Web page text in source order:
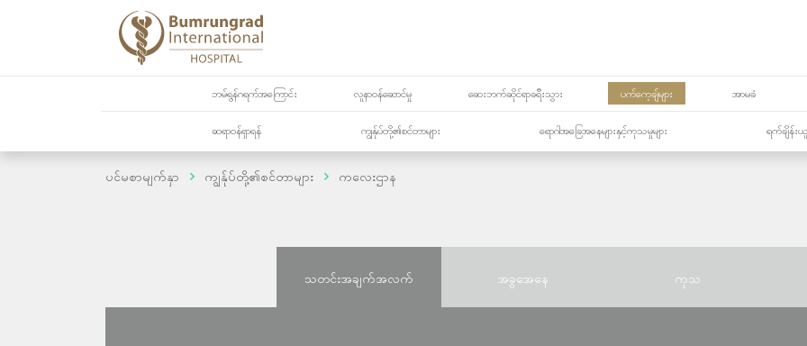
ဘမ်ရွန်ဂရက်အကြောင်း လူနာဝန်ဆောင်မှု ဆေးဘက်ဆိုင်ရာခရီးသွား ပက်ကေ့ချ်များ အာမခံ
ဆရာဝန်ရှာရန် ကျွန်ုပ်တို့၏စင်တာများ ရောဂါအခြေအနေများနှင့်ကုသမှုများ ရက်ချိန်း
ပင်မစာမျက်နှာ ကျွန်ုပ်တို့၏စင်တာများ ကလေးဌာန
သတင်းအချက်အလက် အခွအေနေ ကုသ